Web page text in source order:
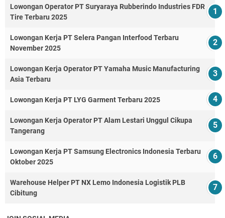
Lowongan Operator PT Suryaraya Rubberindo Industries FDR
Tire Terbaru 2025
Lowongan Kerja PT Selera Pangan Interfood Terbaru
November 2025
Lowongan Kerja Operator PT Yamaha Music Manufacturing
Asia Terbaru
Lowongan Kerja PT LYG Garment Terbaru 2025
Lowongan Kerja Operator PT Alam Lestari Unggul Cikupa
Tangerang
Lowongan Kerja PT Samsung Electronics Indonesia Terbaru
Oktober 2025
Warehouse Helper PT NX Lemo Indonesia Logistik PLB
Cibitung